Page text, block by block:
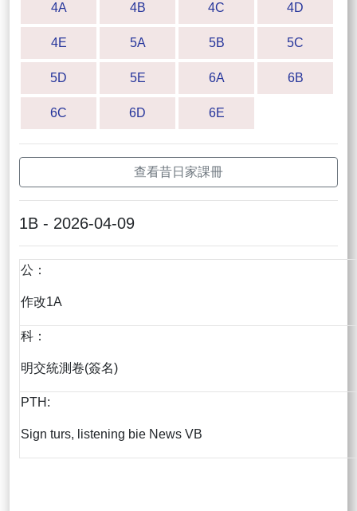
4A 4B 4C 4D
4E 5A 5B 5C
5D 5E 6A 6B
6C 6D 6E
查看昔日家課冊
1B - 2026-04-09
公：
作改1A
科：
明交統測卷(簽名)
PTH:
Sign turs, listening bie News VB